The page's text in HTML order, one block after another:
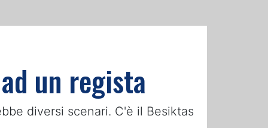
un regista
diversi scenari. C'è il Besiktas